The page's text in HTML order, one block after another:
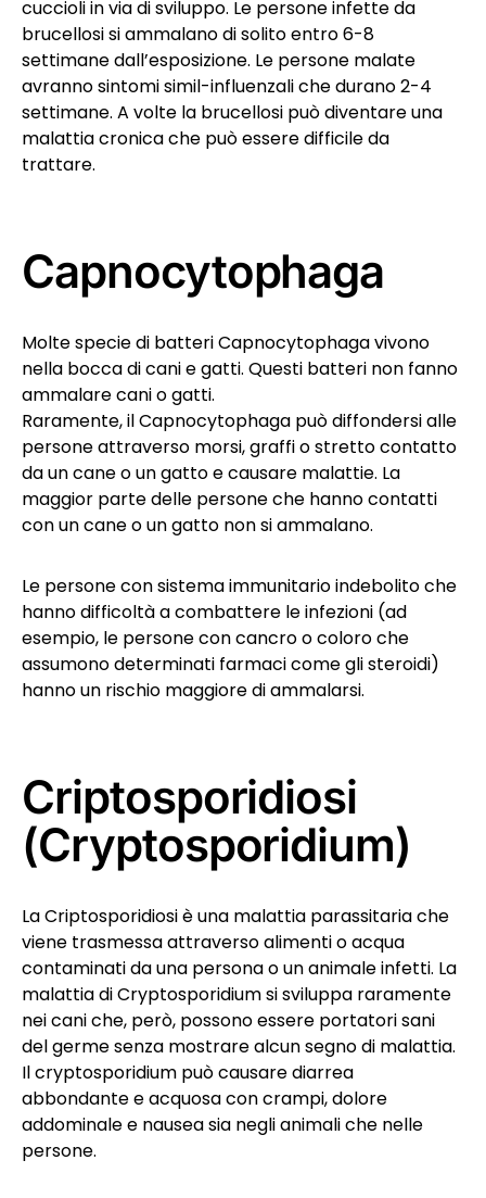
cuccioli in via di sviluppo. Le persone infette da
brucellosi si ammalano di solito entro 6-8
settimane dall’esposizione. Le persone malate
avranno sintomi simil-influenzali che durano 2-4
settimane. A volte la brucellosi può diventare una
malattia cronica che può essere difficile da
trattare.
Capnocytophaga
Molte specie di batteri Capnocytophaga vivono
nella bocca di cani e gatti. Questi batteri non fanno
ammalare cani o gatti.
Raramente, il Capnocytophaga può diffondersi alle
persone attraverso morsi, graffi o stretto contatto
da un cane o un gatto e causare malattie. La
maggior parte delle persone che hanno contatti
con un cane o un gatto non si ammalano.
Le persone con sistema immunitario indebolito che
hanno difficoltà a combattere le infezioni (ad
esempio, le persone con cancro o coloro che
assumono determinati farmaci come gli steroidi)
hanno un rischio maggiore di ammalarsi.
Criptosporidiosi
(Cryptosporidium)
La Criptosporidiosi è una malattia parassitaria che
viene trasmessa attraverso alimenti o acqua
contaminati da una persona o un animale infetti. La
malattia di Cryptosporidium si sviluppa raramente
nei cani che, però, possono essere portatori sani
del germe senza mostrare alcun segno di malattia.
Il cryptosporidium può causare diarrea
abbondante e acquosa con crampi, dolore
addominale e nausea sia negli animali che nelle
persone.